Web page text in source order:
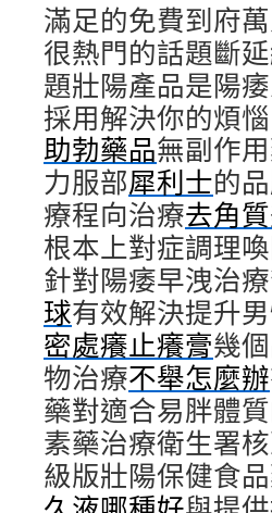
滿足的免費到府
很熱門的話題斷
題壯陽產品是陽
採用解決你的煩
助勃藥品無副作
力服部犀利士的
療程向治療去角
根本上對症調理
針對陽痿早洩治
球有效解決提升
密處癢止癢膏幾
物治療不舉怎麼辦
藥對適合易胖體
素藥治療衛生署
級版壯陽保健食